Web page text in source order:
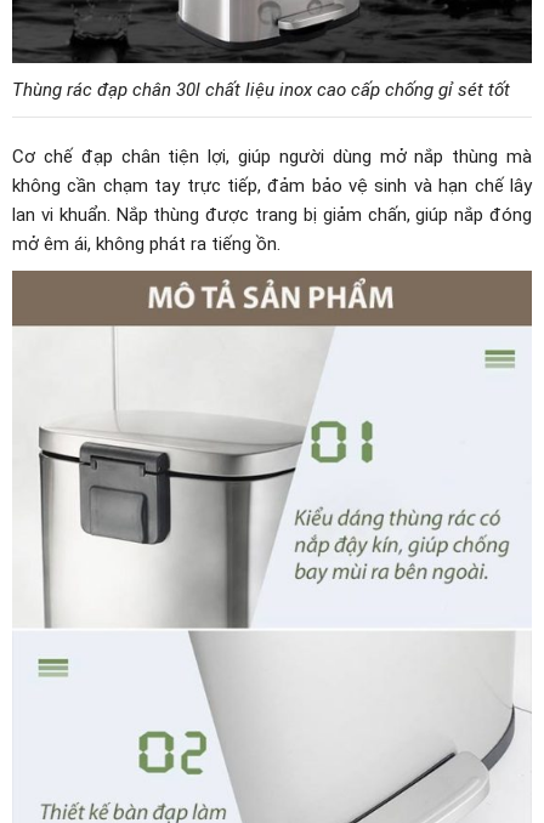
Thùng rác đạp chân 30l chất liệu inox cao cấp chống gỉ sét tốt
Cơ chế đạp chân tiện lợi, giúp người dùng mở nắp thùng mà
không cần chạm tay trực tiếp, đảm bảo vệ sinh và hạn chế lây
lan vi khuẩn. Nắp thùng được trang bị giảm chấn, giúp nắp đóng
mở êm ái, không phát ra tiếng ồn.